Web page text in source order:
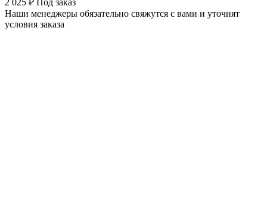
2 025 ₽ Под заказ
Наши менеджеры обязательно свяжутся с вами и уточнят
условия заказа